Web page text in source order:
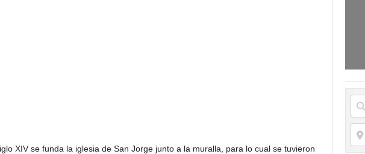
XIV se funda la iglesia de San Jorge junto a la muralla, para lo cual se tuvieron